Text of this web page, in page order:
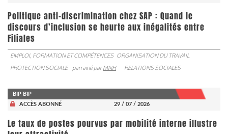
Politique anti-discrimination chez SAP : Quand le
discours d’inclusion se heurte aux inégalités entre
Filiales
EMPLOI, FORMATION ET COMPÉTENCES ORGANISATION DU TRAVAIL
PROTECTION SOCIALE
parrainé parMNH RELATIONS SOCIALES
BIP BIP
ACCÈS ABONNÉ
29 / 07 / 2026
Le taux de postes pourvus par mobilité interne illustre